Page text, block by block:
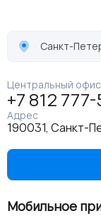
Санкт-
Центральный
+7 812
Адрес
190031, Санкт-
Мобильное